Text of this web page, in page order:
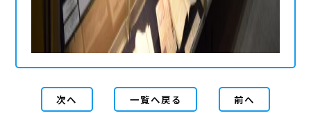
次へ 一覧へ戻る 前へ